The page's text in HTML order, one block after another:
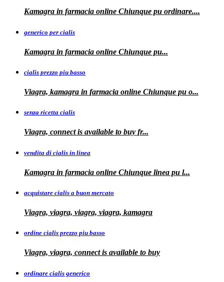
Kamagra in farmacia online Chiunque pu ordinare....
generico per cialis
Kamagra in farmacia online Chiunque pu...
cialis prezzo piu basso
Viagra, kamagra in farmacia online Chiunque pu o...
senza ricetta cialis
Viagra, connect is available to buy fr...
vendita di cialis in linea
Kamagra in farmacia online Chiunque linea pu l...
acquistare cialis a buon mercato
Viagra, viagra, viagra, viagra, kamagra
ordine cialis prezzo piu basso
Viagra, viagra, connect is available to buy
ordinare cialis generico